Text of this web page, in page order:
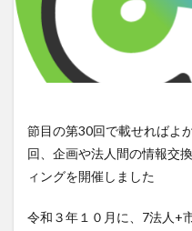
節目の第30回で載せればよ
回、企画や法人間の情報交
ィングを開催しました
令和３年１０月に、7法人+